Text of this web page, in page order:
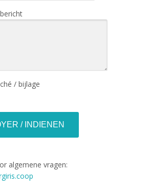
/ bijlage
algemene vragen: